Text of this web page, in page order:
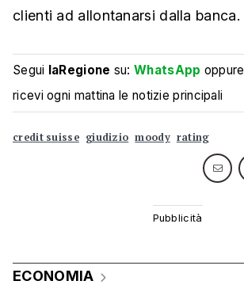
clienti ad allontanarsi dalla banca.
Segui laRegione su:WhatsApp oppure
ricevi ogni mattina le notizie principali
credit suisse giudizio moody rating
ECONOMIA